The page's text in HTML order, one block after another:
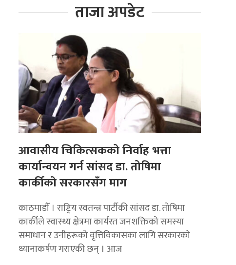
ताजा अपडेट
आवासीय चिकित्सकको निर्वाह भत्ता
कार्यान्वयन गर्न सांसद डा. तोषिमा
कार्कीको सरकारसँग माग
काठमाडाैँ । राष्ट्रिय स्वतन्त्र पार्टीकी सांसद डा. तोषिमा
कार्कीले स्वास्थ्य क्षेत्रमा कार्यरत जनशक्तिको समस्या
समाधान र उनीहरूको वृत्तिविकासका लागि सरकारको
ध्यानाकर्षण गराएकी छन् । आज